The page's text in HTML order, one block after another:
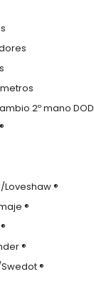
2º mano DOD
Loveshaw ®
®
®
®